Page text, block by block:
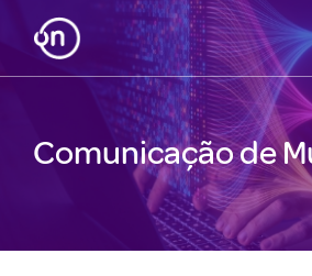
Comunicação de